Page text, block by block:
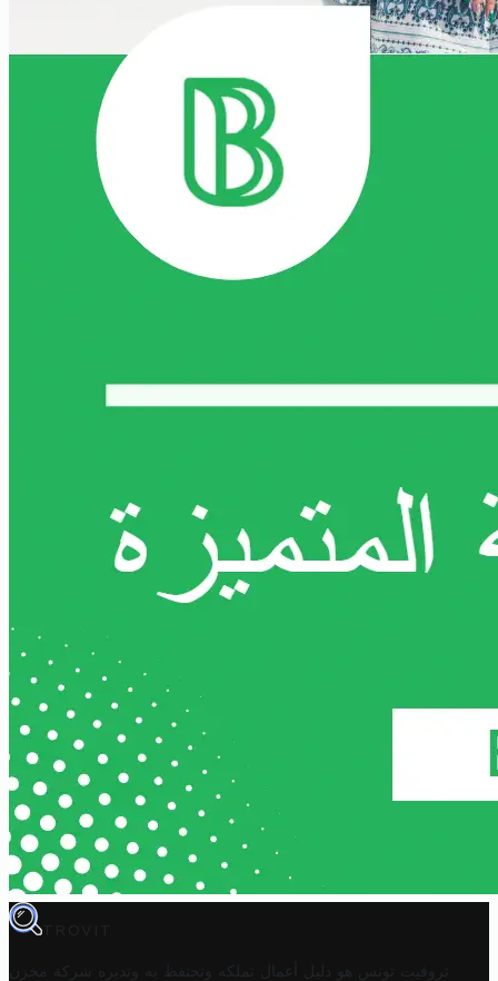
TROVIT
تروفيت تونس هو دليل أعمال تملكه وتحتفظ به وتديره
شركة مخزن